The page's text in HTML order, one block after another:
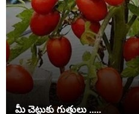
మీ చెట్టుకు గుత్తులు .....